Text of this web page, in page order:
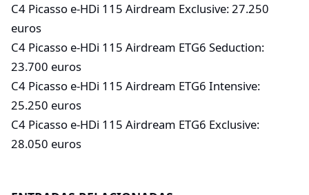
C4 Picasso e-HDi 115 Airdream Exclusive: 27.250
euros
C4 Picasso e-HDi 115 Airdream ETG6 Seduction:
23.700 euros
C4 Picasso e-HDi 115 Airdream ETG6 Intensive:
25.250 euros
C4 Picasso e-HDi 115 Airdream ETG6 Exclusive:
28.050 euros